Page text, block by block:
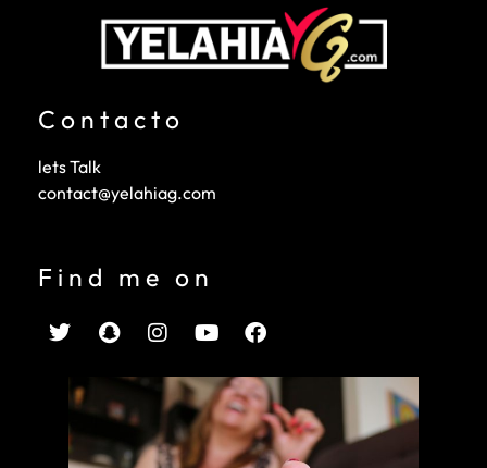
Contacto
lets Talk
contact@yelahiag.com
Find me on